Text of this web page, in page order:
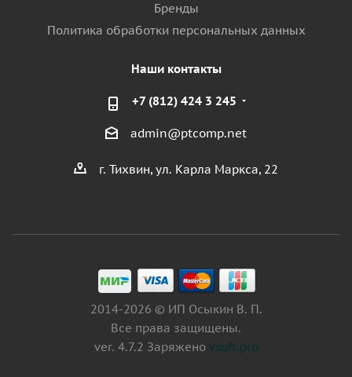
Бренды
Политика обработки персональных данных
Наши контакты
+7 (812) 424 3 245
admin@ptcomp.net
г. Тихвин, ул. Карла Маркса, 22
2014-2026 © ИП Осыкин В. П.
Все права защищены.
ver. 4.7.2 Заряжено vsoft.pro